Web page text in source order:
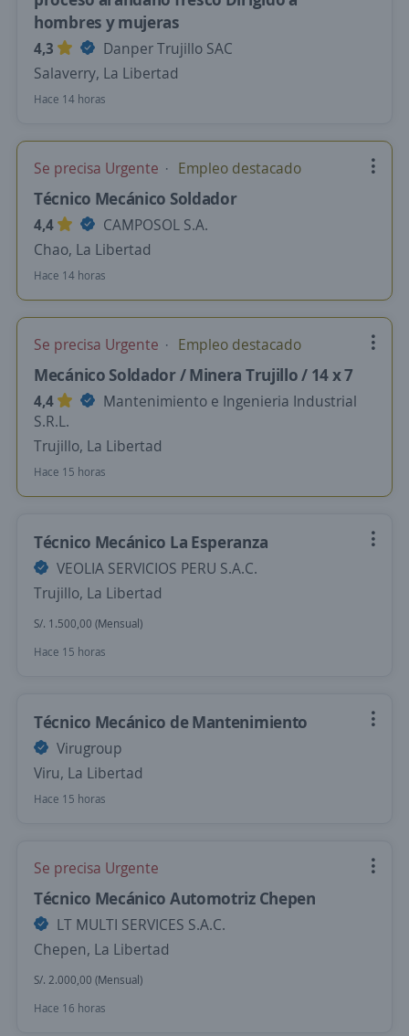
hombres y mujeras
4,3
Danper Trujillo SAC
Salaverry, La Libertad
Hace 14 horas
Se precisa Urgente Empleo destacado
Técnico Mecánico Soldador
4,4
CAMPOSOL S.A.
Chao, La Libertad
Hace 14 horas
Se precisa Urgente Empleo destacado
Mecánico Soldador / Minera Trujillo / 14 x 7
4,4
Mantenimiento e Ingenieria Industrial
S.R.L.
Trujillo, La Libertad
Hace 15 horas
Técnico Mecánico La Esperanza
VEOLIA SERVICIOS PERU S.A.C.
Trujillo, La Libertad
S/. 1.500,00 (Mensual)
Hace 15 horas
Técnico Mecánico de Mantenimiento
Virugroup
Viru, La Libertad
Hace 15 horas
Se precisa Urgente
Técnico Mecánico Automotriz Chepen
LT MULTI SERVICES S.A.C.
Chepen, La Libertad
S/. 2.000,00 (Mensual)
Hace 16 horas